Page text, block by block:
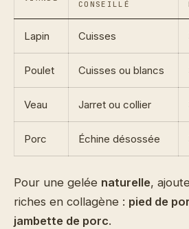
CONSEILLÉ
Lapin Cuisses
Poulet Cuisses ou blancs
Veau Jarret ou collier
Porc Échine désossée
Pour une gelée naturelle,
riches en collagène : pied de
jambette de porc.